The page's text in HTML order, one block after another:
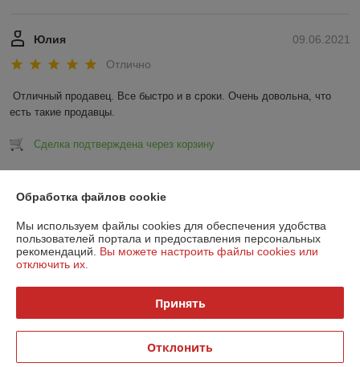
09.06.2021
Юлия
Отлично
Отличный продавец. Все быстро и в сроки. Очень довольна, что
есть такие продавцы.
Сделка подтверждена через корзину
О нас
Обработка файлов cookie
Мы используем файлы cookies для обеспечения удобства
пользователей портала и предоставления персональных
рекомендаций. Вы можете настроить файлы cookies или
отключить их.
Принять
Отклонить